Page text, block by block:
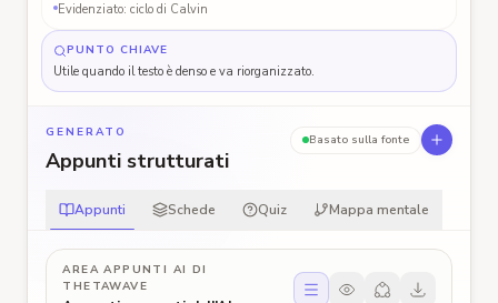
Evidenziato: ciclo di Calvin
PUNTO CHIAVE
Utile quando il testo è denso e va riorganizzato.
GENERATO
Appunti strutturati
Basato sulla fonte
Appunti Schede Quiz Mappa mentale
AREA APPUNTI AI DI
THETAWAVE